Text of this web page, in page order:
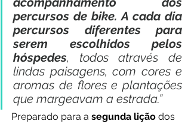
percursos de bike. A cada dia
percursos diferentes para
serem escolhidos pelos
hóspedes, todos através de
lindas paisagens, com cores e
aromas de flores e plantações
que margeavam a estrada.”
Preparado para a segunda lição dos